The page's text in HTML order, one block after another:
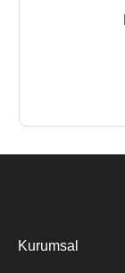
Kurumsal